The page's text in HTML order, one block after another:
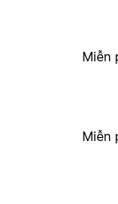
Miễn
Miễn